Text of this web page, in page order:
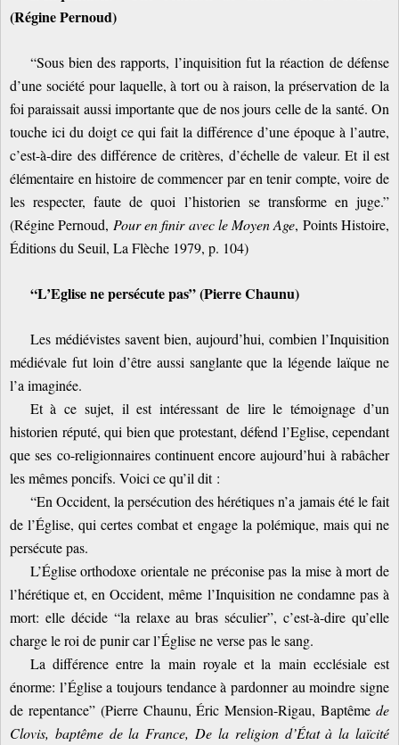
(Régine Pernoud)
“Sous bien des rapports, l’inquisition fut la réaction de défense
d’une société pour laquelle, à tort ou à raison, la préservation de la
foi paraissait aussi importante que de nos jours celle de la santé. On
touche ici du doigt ce qui fait la différence d’une époque à l’autre,
c’est-à-dire des différence de critères, d’échelle de valeur. Et il est
élémentaire en histoire de commencer par en tenir compte, voire de
les respecter, faute de quoi l’historien se transforme en juge.”
(Régine Pernoud, Pour en finir avec le Moyen Age, Points Histoire,
Éditions du Seuil, La Flèche 1979, p. 104)
“L’Eglise ne persécute pas” (Pierre Chaunu)
Les médiévistes savent bien, aujourd’hui, combien l’Inquisition
médiévale fut loin d’être aussi sanglante que la légende laïque ne
l’a imaginée.
Et à ce sujet, il est intéressant de lire le témoignage d’un
historien réputé, qui bien que protestant, défend l’Eglise, cependant
que ses co-religionnaires continuent encore aujourd’hui à rabâcher
les mêmes poncifs. Voici ce qu’il dit :
“En Occident, la persécution des hérétiques n’a jamais été le fait
de l’Église, qui certes combat et engage la polémique, mais qui ne
persécute pas.
L’Église orthodoxe orientale ne préconise pas la mise à mort de
l’hérétique et, en Occident, même l’Inquisition ne condamne pas à
mort: elle décide “la relaxe au bras séculier”, c’est-à-dire qu’elle
charge le roi de punir car l’Église ne verse pas le sang.
La différence entre la main royale et la main ecclésiale est
énorme: l’Église a toujours tendance à pardonner au moindre signe
de repentance” (Pierre Chaunu, Éric Mension-Rigau, Baptême de
Clovis, baptême de la France, De la religion d’État à la laïcité